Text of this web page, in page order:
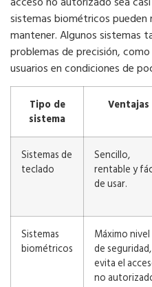
sistemas biométricos
mantener. Algunos sistemas
problemas de precisión,
usuarios en condiciones de
Tipo de
sistema
Ventajas
Sistemas de
teclado
Sencillo,
rentable y
de usar.
Sistemas
biométricos
Máximo nivel
de seguridad,
evita el
no